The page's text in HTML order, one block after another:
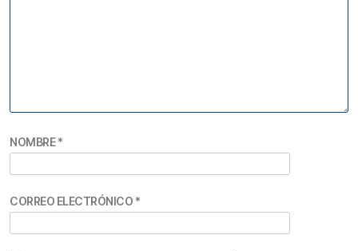
NOMBRE*
CORREO ELECTRÓNICO *